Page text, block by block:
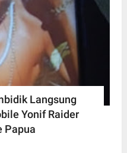
Langsung
Yonif Raider
Papua